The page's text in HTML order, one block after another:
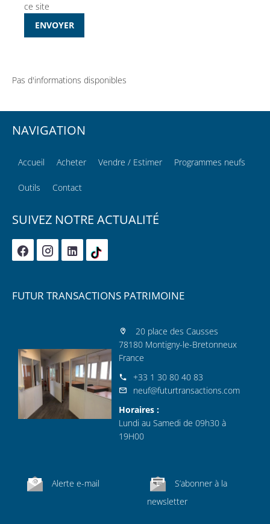
ce site
ENVOYER
Pas d'informations disponibles
NAVIGATION
Accueil Acheter Vendre / Estimer Programmes neufs
Outils Contact
SUIVEZ NOTRE ACTUALITÉ
FUTUR TRANSACTIONS PATRIMOINE
20 place des Causses
78180 Montigny-le-Bretonneux
France
+33 1 30 80 40 83
neuf@futurtransactions.com
Horaires :
Lundi au Samedi de 09h30 à
19H00
Alerte e-mail
S’abonner à la
newsletter